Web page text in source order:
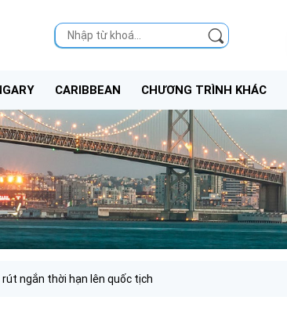
CARIBBEAN CHƯƠNG TRÌNH KHÁC
ngắn thời hạn lên quốc tịch